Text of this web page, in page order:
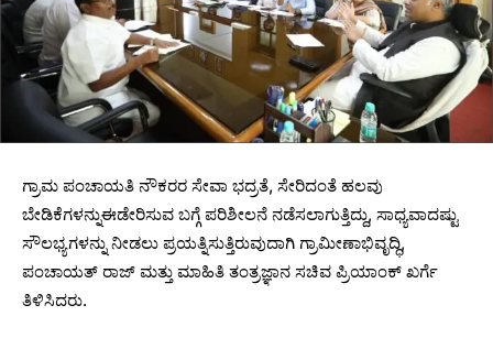
‌ಗ್ರಾಮ ಪಂಚಾಯತಿ ನೌಕರರ ಸೇವಾ ಭದ್ರತೆ, ಸೇರಿದಂತೆ ಹಲವು
ಬೇಡಿಕೆಗಳನ್ನುಈಡೇರಿಸುವ ಬಗ್ಗೆ ಪರಿಶೀಲನೆ ನಡೆಸಲಾಗುತ್ತಿದ್ದು, ಸಾಧ್ಯವಾದಷ್ಟು
ಸೌಲಭ್ಯಗಳನ್ನು ನೀಡಲು ಪ್ರಯತ್ನಿಸುತ್ತಿರುವುದಾಗಿ ಗ್ರಾಮೀಣಾಭಿವೃದ್ಧಿ,
ಪಂಚಾಯತ್‌ ರಾಜ್‌ ಮತ್ತು ಮಾಹಿತಿ ತಂತ್ರಜ್ಞಾನ ಸಚಿವ ಪ್ರಿಯಾಂಕ್‌ ಖರ್ಗೆ
ತಿಳಿಸಿದರು.